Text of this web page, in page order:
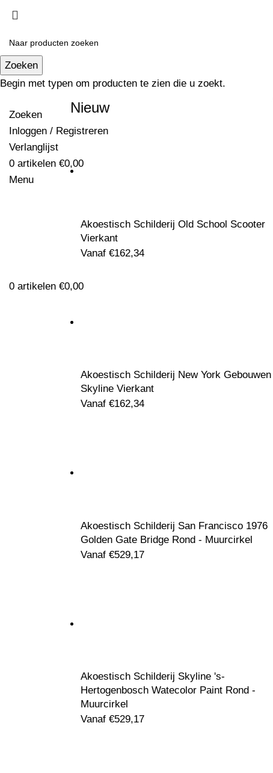
Zoeken
Inloggen / Registreren
Verlanglijst
0 artikelen €0,00
Menu
0 artikelen €0,00
Klik om te vergroten
Zoeken
Begin met typen om producten te zien die u zoekt.
Nieuw
Akoestisch Schilderij Old School Scooter
Vierkant
Vanaf €162,34
Akoestisch Schilderij New York Gebouwen
Skyline Vierkant
Vanaf €162,34
Akoestisch Schilderij San Francisco 1976
Golden Gate Bridge Rond - Muurcirkel
Vanaf €529,17
Akoestisch Schilderij Skyline 's-
Hertogenbosch Watecolor Paint Rond -
Muurcirkel
Vanaf €529,17